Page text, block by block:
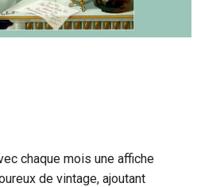
chaque mois une affiche
de vintage, ajoutant